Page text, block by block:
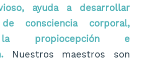
ayuda a desarrollar
consciencia corporal,
propiocepción e
Nuestros maestros son